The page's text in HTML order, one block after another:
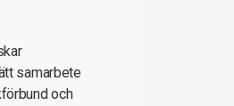
samarbete
och